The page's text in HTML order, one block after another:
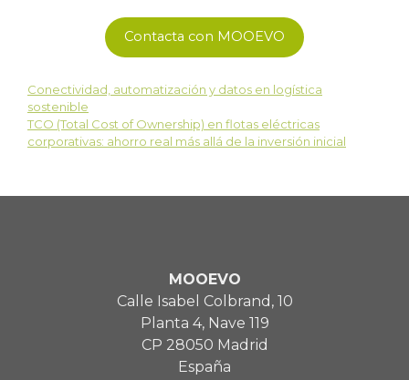
Contacta con MOOEVO
Conectividad, automatización y datos en logística
sostenible
TCO (Total Cost of Ownership) en flotas eléctricas
corporativas: ahorro real más allá de la inversión inicial
MOOEVO
Calle Isabel Colbrand, 10
Planta 4, Nave 119
CP 28050 Madrid
España